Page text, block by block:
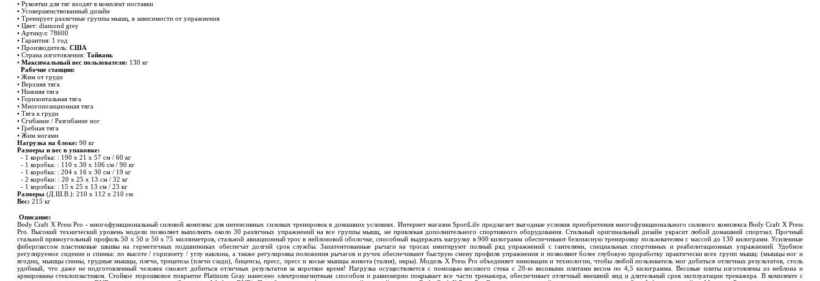
• Рукоятки для тяг входят в комплект поставки
• Усовершенствованный дизайн
• Тренирует различные группы мышц, в зависимости от упражнения
• Цвет: diamond grey
• Артикул: 78600
• Гарантия: 1 год
• Производитель: США
• Страна изготовления: Тайвань
• Максимальный вес пользователя: 130 кг
Рабочие станции:
• Жим от груди
• Верхняя тяга
• Нижняя тяга
• Горизонтальная тяга
• Многопозиционная тяга
• Тяга к груди
• Сгибание / Разгибание ног
• Гребная тяга
• Жим ногами
Нагрузка на блоке: 90 кг
Размеры и вес в упаковке:
- 1 коробка: : 190 х 21 х 57 см / 60 кг
- 1 коробка: : 110 х 30 х 106 см / 90 кг
- 1 коробка: : 204 х 16 х 30 см / 19 кг
- 2 коробки: : 20 х 25 х 13 см / 32 кг
- 1 коробка: : 15 х 25 х 13 см / 23 кг
Размеры (Д.Ш.В.): 210 х 112 х 210 см
Вес: 215 кг
Описание:
Body Craft X Press Pro - многофункциональный силовой комплекс для интенсивных силовых тренировок в домашних условиях. Интернет магазин SportLife предлагает выгодные условия приобретения многофункционального силового комплекса Body Craft X Press
Pro. Высокий технический уровень модели позволяет выполнять около 30 различных упражнений на все группы мышц, не привлекая дополнительного спортивного оборудования. Стильный оригинальный дизайн украсит любой домашний спортзал. Прочный
стальной прямоугольный профиль 50 х 50 и 50 х 75 миллиметров, стальной авиационный трос в нейлоновой оболочке, способный выдержать нагрузку в 900 килограмм обеспечивают безопасную тренировку пользователям с массой до 130 килограмм. Усиленные
фиберглассом пластиковые шкивы на герметичных подшипниках обеспечат долгий срок службы. Запатентованные рычаги на тросах имитируют полный ряд упражнений с гантелями, специальных спортивных и реабилитационных упражнений. Удобное
регулируемое сидение и спинка: по высоте / горизонту / углу наклона, а также регулировка положения рычагов и ручек обеспечивают быструю смену профиля упражнения и позволяют более глубокую проработку практически всех групп мышц: (мышцы ног и
ягодиц, мышцы спины, грудные мышцы, плечи, трицепсы (плечи сзади), бицепсы, пресс, пресс и косые мышцы живота (талия), икры). Модель X Press Pro объединяет инновации и технологии, чтобы любой пользователь мог добиться отличных результатов, столь
удобный, что даже не подготовленный человек сможет добиться отличных результатов за короткое время! Нагрузка осуществляется с помощью весового стека с 20-ю весовыми плитами весом по 4,5 килограмма. Весовые плиты изготовлены из нейлона и
армированы стеклопластиком. Стойкое порошковое покрытие Platinum Gray нанесено электромагнитным способом и равномерно покрывает все части тренажера, обеспечивает отличный внешний вид и длительный срок эксплуатации тренажера. В комплекте с